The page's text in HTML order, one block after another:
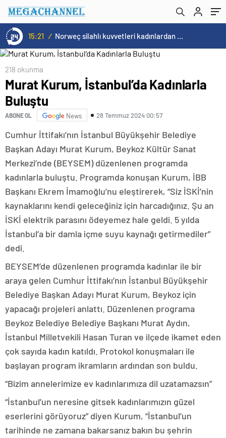
15:21 / Norweç silahlı kuvvetleri kadınlardan oluşan özel kuvvetler eğitimlerini başlattı.
218 okunma
Murat Kurum, İstanbul’da Kadınlarla
Buluştu
ABONE OL News 28 Temmuz 2024 00:57
Cumhur İttifakı’nın İstanbul Büyükşehir Belediye
Başkan Adayı Murat Kurum, Beykoz Kültür Sanat
Merkezi’nde (BEYSEM) düzenlenen programda
kadınlarla buluştu. Programda konuşan Kurum, İBB
Başkanı Ekrem İmamoğlu’nu eleştirerek, “Siz İSKİ’nin
kaynaklarını kendi geleceğiniz için harcadığınız. Şu an
İSKİ elektrik parasını ödeyemez hale geldi. 5 yılda
İstanbul’a bir damla içme suyu kaynağı getirmediler”
dedi.
BEYSEM’de düzenlenen programda kadınlar ile bir
araya gelen Cumhur İttifakı’nın İstanbul Büyükşehir
Belediye Başkan Adayı Murat Kurum, Beykoz için
yapacağı projeleri anlattı. Düzenlenen programa
Beykoz Belediye Belediye Başkanı Murat Aydın,
İstanbul Milletvekili Hasan Turan ve ilçede ikamet eden
çok sayıda kadın katıldı. Protokol konuşmaları ile
başlayan program ikramların ardından son buldu.
“Bizim annelerimize ev kadınlarımıza dil uzatamazsın”
“İstanbul’un neresine gitsek kadınlarımızın güzel
eserlerini görüyoruz” diyen Kurum, “İstanbul’un
tarihinde ne zamana bakarsanız bakın bu şehrin
hedefliyor